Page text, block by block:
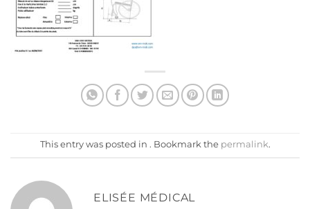
This entry was posted in . Bookmark the permalink.
ELISÉE MÉDICAL